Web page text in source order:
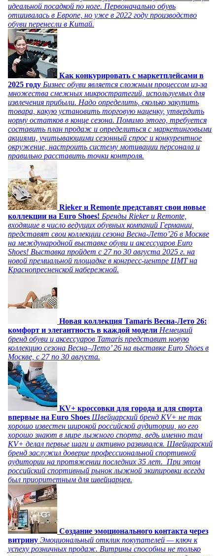
идеальной посадкой по ноге. Первоначально обувь
отшивалась в Европе, но уже в 2022 году производство
обуви перенесли в Китай.
Как конкурировать с маркетплейсами в
2025 году Бизнес обуви является сложным процессом из-за
множества смежных микростратегий, используемых для
извлечения прибыли. Надо определить, сколько закупить
товара, какую установить торговую наценку, утвердить
норму остатков в конце сезона. Помимо этого, требуется
составить план продаж и определиться с маркетинговыми
акциями, учитывающими сезонный спрос и конкурентное
окружение, настроить систему мотивации персонала и
правильно расставить точки контроля.
Rieker и Remonte представят свои новые
коллекции на Euro Shoes! Бренды Rieker и Remonte,
входящие в число ведущих обувных компаний Германии,
представят свои коллекции сезона Весна-Лето’26 в Москве
на международной выставке обуви и аксессуаров Euro
Shoes! Выставка пройдет c 27 по 30 августа 2025 г. на
новой премиальной площадке в конгресс-центре ЦМТ на
Краснопресненской набережной.
Новая коллекция Tamaris Весна-Лето 26:
комфорт и элегантность в каждой модели Немецкий
бренд обуви и аксессуаров Tamaris представит новую
коллекцию сезона Весна–Лето’ 26 на выставке Euro Shoes в
Москве, с 27 по 30 августа.
KV+ кроссовки для города и для спорта
впервые на Euro Shoes Швейцарский бренд KV+ не так
хорошо известен широкой российской аудитории, но его
хорошо знают в мире лыжного спорта, ведь именно там
KV+ делал первые шаги и активно развивался. Швейцарский
бренд заслужил доверие профессиональной спортивной
аудитории на протяжении последних 35 лет. При этом
российский спортивный рынок лыжной экипировки всегда
был приоритетным для швейцарцев.
Создание эмоционального контакта через
витрину Эмоциональный отклик покупателей — ключ к
успеху розничных продаж. Витрины способны не только